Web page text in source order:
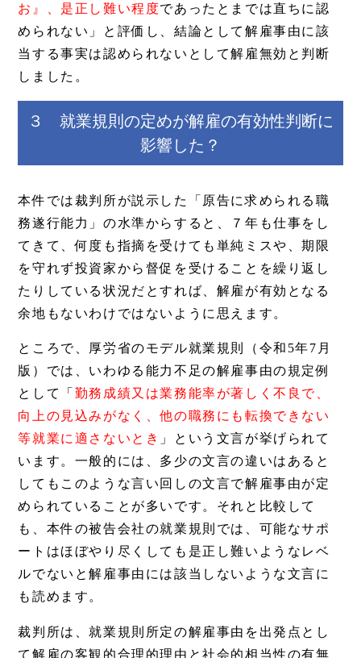
お』、是正し難い程度であったとまでは直ちに認
められない」と評価し、結論として解雇事由に該
当する事実は認められないとして解雇無効と判断
しました。
３ 就業規則の定めが解雇の有効性判断に
影響した？
本件では裁判所が説示した「原告に求められる職
務遂行能力」の水準からすると、７年も仕事をし
てきて、何度も指摘を受けても単純ミスや、期限
を守れず投資家から督促を受けることを繰り返し
たりしている状況だとすれば、解雇が有効となる
余地もないわけではないように思えます。
ところで、厚労省のモデル就業規則（令和5年7月
版）では、いわゆる能力不足の解雇事由の規定例
として「 勤務成績又は業務能率が著しく不良で、
向上の見込みがなく、他の職務にも転換できない
等就業に適さないとき 」という文言が挙げられて
います。一般的には、多少の文言の違いはあると
してもこのような言い回しの文言で解雇事由が定
められていることが多いです。それと比較して
も、本件の被告会社の就業規則では、可能なサポ
ートはほぼやり尽くしても是正し難いようなレベ
ルでないと解雇事由には該当しないような文言に
も読めます。
裁判所は、就業規則所定の解雇事由を出発点とし
て解雇の客観的合理的理由と社会的相当性の有無